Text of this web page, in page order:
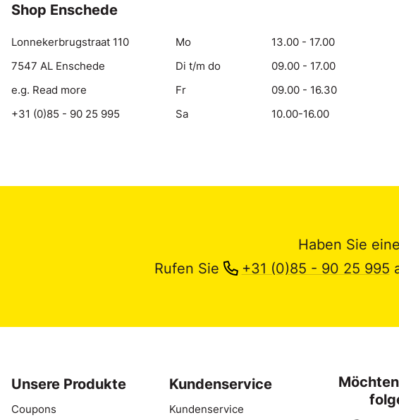
Shop Enschede
Lonnekerbrugstraat 110
7547 AL Enschede
e.g. Read more
+31 (0)85 - 90 25 995
Mo
13.00 - 17.00
Di t/m do
09.00 - 17.00
Fr
09.00 - 16.30
Sa
10.00-16.00
Haben Sie
Rufen Sie
+31 (0)85 - 90 25 995
Unsere Produkte
Coupons
Kundenservice
Kundenservice